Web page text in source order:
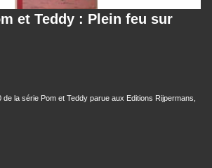
et Teddy : Plein feu sur
la série Pom et Teddy parue aux Editions Rijpermans,